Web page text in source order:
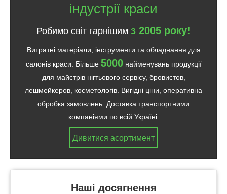
індустрії краси
Робимо світ гарнішим з 2005 року!
Витратні матеріали, інструменти та обладнання для
салонів краси. Більше 5000найменувань продукції
для майстрів нігтьового сервісу, бровистов,
лешмейкеров, косметологів. Вигідні ціни, оперативна
обробка замовлень. Доставка транспортними
компаніями по всій Україні.
Дивитися асортимент
Наші досягнення